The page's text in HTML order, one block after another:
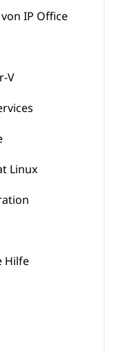
IP Office
V
Linux
Hilfe